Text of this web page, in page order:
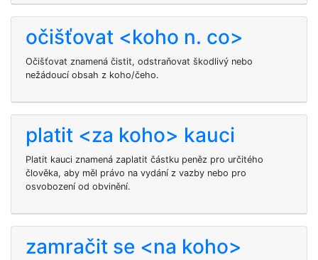
očišťovat <koho n. co>
Očišťovat znamená čistit, odstraňovat škodlivý nebo
nežádoucí obsah z koho/čeho.
platit <za koho> kauci
Platit kauci znamená zaplatit částku peněz pro určitého
člověka, aby měl právo na vydání z vazby nebo pro
osvobození od obvinění.
zamračit se <na koho>